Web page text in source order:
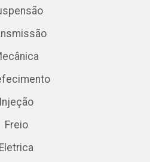
Injeção
Freio
Eletrica